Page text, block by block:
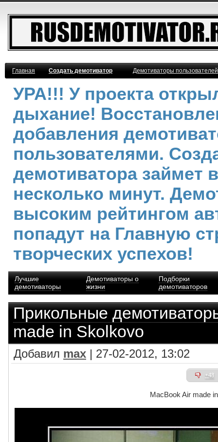
Главная Создать демотиватор Демотиваторы
УРА!!! У проекта
дыхание!
добавления
пользователями.
демотиватора займет
несколько минут.
высоким рейтингом
попадут на Главную
творческих успехов!
Лучшие
демотиваторы
Демотиваторы о
жизни
Подборки
демотиваторов
Прикольные
made in Skolkovo
Добавил max | 27-02-2012, 13:02
+48
MacBook Air made